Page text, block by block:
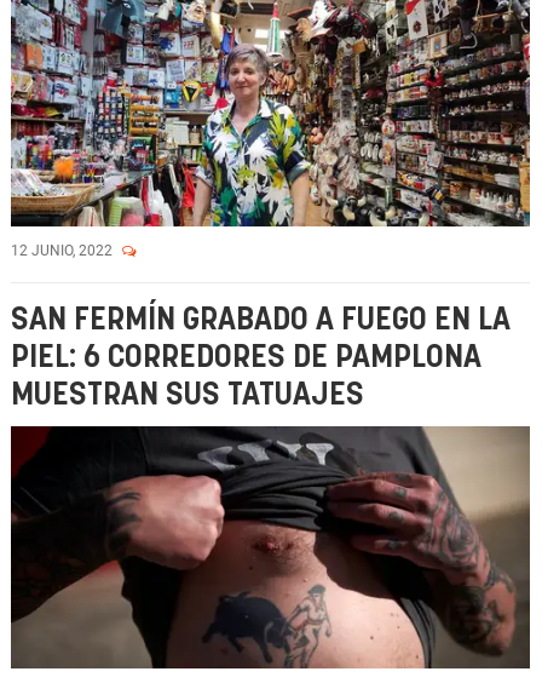
12 JUNIO, 2022
SAN FERMÍN GRABADO A FUEGO EN LA
PIEL: 6 CORREDORES DE PAMPLONA
MUESTRAN SUS TATUAJES